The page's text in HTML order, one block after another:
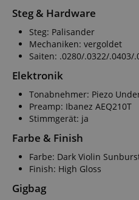
Steg & Hardware
Steg: Palisander
Mechaniken: vergoldet
Saiten: .0280/.0322/.0403/
Elektronik
Tonabnehmer: Piezo
Preamp: Ibanez AEQ210T
Stimmgerät: ja
Farbe & Finish
Farbe: Dark Violin
Finish: High Gloss
Gigbag